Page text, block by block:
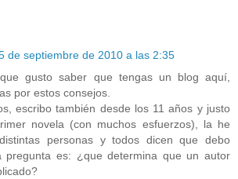
de septiembre de 2010 a las 2:35
gusto saber que tengas un blog aquí,
por estos consejos.
escribo también desde los 11 años y justo
novela (con muchos esfuerzos), la he
personas y todos dicen que debo
pregunta es: ¿que determina que un autor